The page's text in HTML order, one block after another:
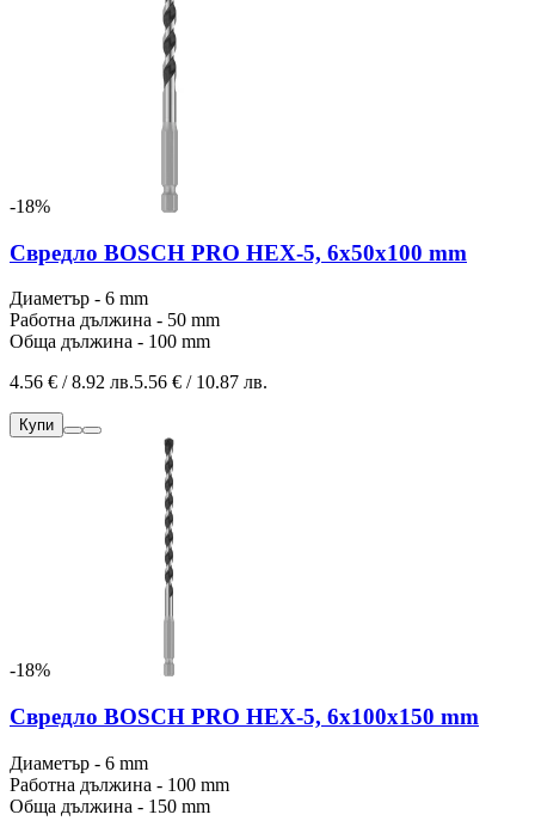
-18%
Свредло BOSCH PRO HEX-5, 6x50x100 mm
Диаметър - 6 mm
Работна дължина - 50 mm
Обща дължина - 100 mm
4.56 € / 8.92 лв.5.56 € / 10.87 лв.
Купи
-18%
Свредло BOSCH PRO HEX-5, 6x100x150 mm
Диаметър - 6 mm
Работна дължина - 100 mm
Обща дължина - 150 mm